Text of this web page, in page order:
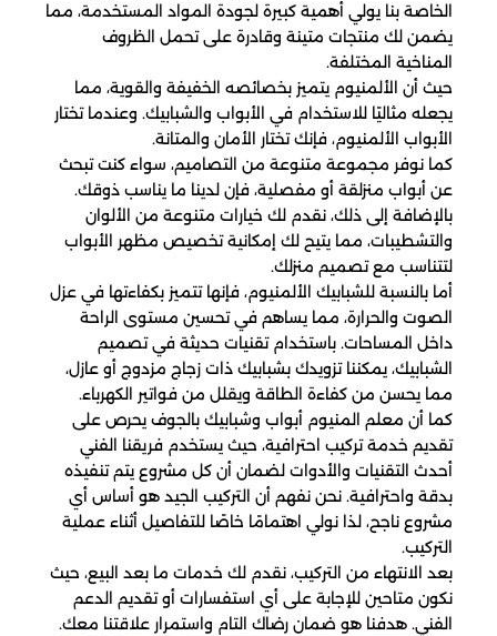
الخاصة بنا يولي أهمية كبيرة لجودة المواد المستخدمة، مما
يضمن لك منتجات متينة وقادرة على تحمل الظروف
المناخية المختلفة.
حيث أن الألمنيوم يتميز بخصائصه الخفيفة والقوية، مما
يجعله مثاليًا للاستخدام في الأبواب والشبابيك. وعندما تختار
الأبواب الألمنيوم، فإنك تختار الأمان والمتانة.
كما نوفر مجموعة متنوعة من التصاميم، سواء كنت تبحث
عن أبواب منزلقة أو مفصلية، فإن لدينا ما يناسب ذوقك.
بالإضافة إلى ذلك، نقدم لك خيارات متنوعة من الألوان
والتشطيبات، مما يتيح لك إمكانية تخصيص مظهر الأبواب
لتتناسب مع تصميم منزلك.
أما بالنسبة للشبابيك الألمنيوم، فإنها تتميز بكفاءتها في عزل
الصوت والحرارة، مما يساهم في تحسين مستوى الراحة
داخل المساحات. باستخدام تقنيات حديثة في تصميم
الشبابيك، يمكننا تزويدك بشبابيك ذات زجاج مزدوج أو عازل،
مما يحسن من كفاءة الطاقة ويقلل من فواتير الكهرباء.
كما أن معلم المنيوم أبواب وشبابيك بالجوف يحرص على
تقديم خدمة تركيب احترافية، حيث يستخدم فريقنا الفني
أحدث التقنيات والأدوات لضمان أن كل مشروع يتم تنفيذه
بدقة واحترافية. نحن نفهم أن التركيب الجيد هو أساس أي
مشروع ناجح، لذا نولي اهتمامًا خاصًا للتفاصيل أثناء عملية
التركيب.
بعد الانتهاء من التركيب، نقدم لك خدمات ما بعد البيع، حيث
نكون متاحين للإجابة على أي استفسارات أو تقديم الدعم
الفني. هدفنا هو ضمان رضاك التام واستمرار علاقتنا معك.